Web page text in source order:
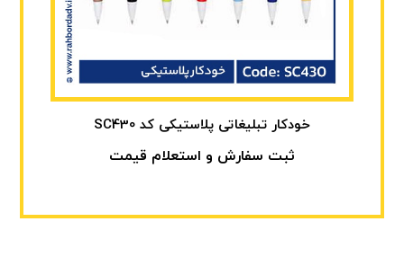
خودکار تبلیغاتی پلاستیکی کد SC430
ثبت سفارش و استعلام قیمت